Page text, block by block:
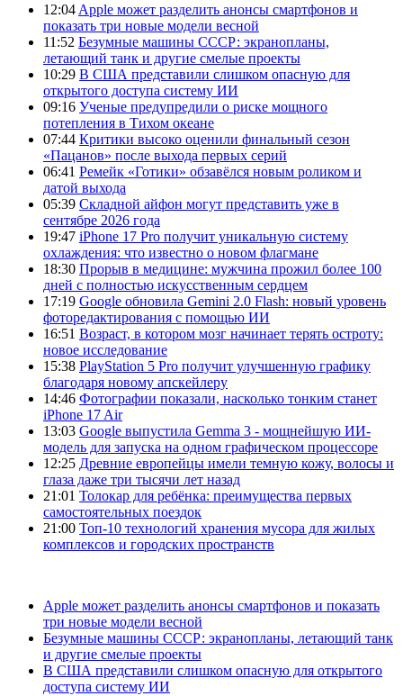
12:04 Apple может разделить анонсы смартфонов и
показать три новые модели весной
11:52 Безумные машины СССР: экранопланы,
летающий танк и другие смелые проекты
10:29 В США представили слишком опасную для
открытого доступа систему ИИ
09:16 Ученые предупредили о риске мощного
потепления в Тихом океане
07:44 Критики высоко оценили финальный сезон
«Пацанов» после выхода первых серий
06:41 Ремейк «Готики» обзавёлся новым роликом и
датой выхода
05:39 Складной айфон могут представить уже в
сентябре 2026 года
19:47 iPhone 17 Pro получит уникальную систему
охлаждения: что известно о новом флагмане
18:30 Прорыв в медицине: мужчина прожил более 100
дней с полностью искусственным сердцем
17:19 Google обновила Gemini 2.0 Flash: новый уровень
фоторедактирования с помощью ИИ
16:51 Возраст, в котором мозг начинает терять остроту:
новое исследование
15:38 PlayStation 5 Pro получит улучшенную графику
благодаря новому апскейлеру
14:46 Фотографии показали, насколько тонким станет
iPhone 17 Air
13:03 Google выпустила Gemma 3 - мощнейшую ИИ-
модель для запуска на одном графическом процессоре
12:25 Древние европейцы имели темную кожу, волосы и
глаза даже три тысячи лет назад
21:01 Толокар для ребёнка: преимущества первых
самостоятельных поездок
21:00 Топ-10 технологий хранения мусора для жилых
комплексов и городских пространств
Apple может разделить анонсы смартфонов и показать
три новые модели весной
Безумные машины СССР: экранопланы, летающий танк
и другие смелые проекты
В США представили слишком опасную для открытого
доступа систему ИИ